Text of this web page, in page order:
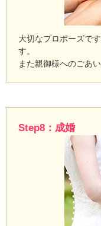
大切なプロポーズで
す。
また親御様へのごあ
Step8：成婚